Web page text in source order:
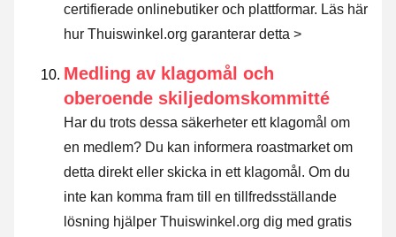
certifierade onlinebutiker och plattformar. Läs här
hur Thuiswinkel.org garanterar detta >
Medling av klagomål och
oberoende skiljedomskommitté
Har du trots dessa säkerheter ett klagomål om
en medlem? Du kan informera roastmarket om
detta direkt eller skicka in ett klagomål . Om du
inte kan komma fram till en tillfredsställande
lösning hjälper Thuiswinkel.org dig med gratis